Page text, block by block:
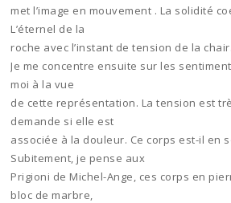
met l’image en mouvement . La solidité
L’éternel de la
roche avec l’instant de tension de la chair.
Je me concentre ensuite sur les
moi à la vue
de cette représentation. La tension est
demande si elle est
associée à la douleur. Ce corps est-il en
Subitement, je pense aux
Prigioni de Michel-Ange, ces corps en
bloc de marbre,